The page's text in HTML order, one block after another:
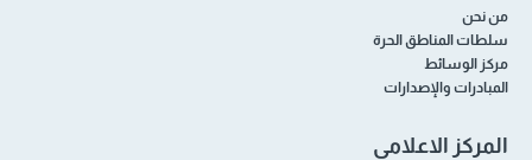
من نحن
سلطات المناطق الحرة
مركز الوسائط
المبادرات والإصدارات
المركز الاعلامي